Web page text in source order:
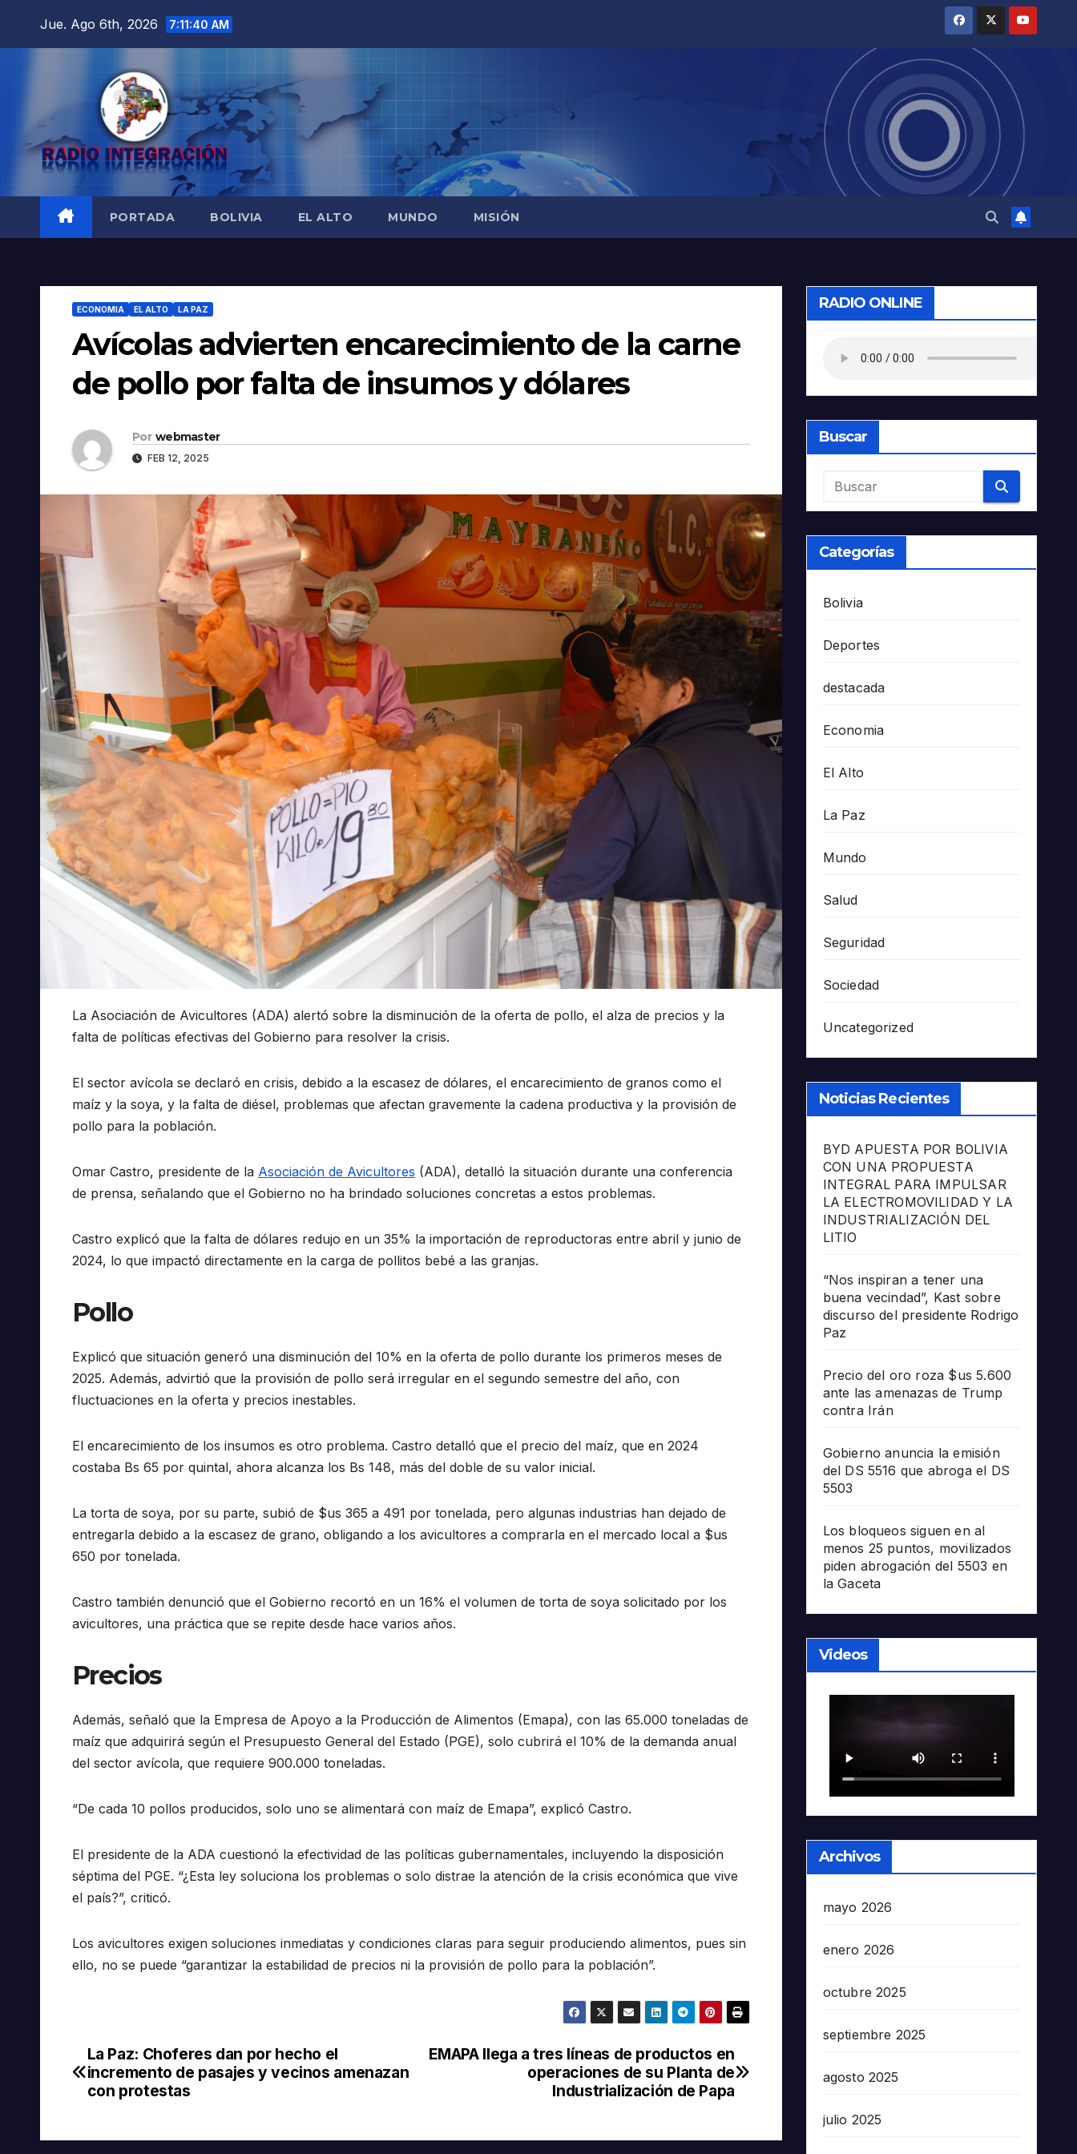
Jue. Ago 6th, 2026 7:11:41 AM
PORTADA BOLIVIA EL ALTO MUNDO MISIÓN
ECONOMIA EL ALTO LA PAZ
Avícolas advierten encarecimiento de la carne
de pollo por falta de insumos y dólares
Por webmaster
FEB 12, 2025
La Asociación de Avicultores (ADA) alertó sobre la disminución de la oferta de pollo, el alza de precios y la
falta de políticas efectivas del Gobierno para resolver la crisis.
El sector avícola se declaró en crisis, debido a la escasez de dólares, el encarecimiento de granos como el
maíz y la soya, y la falta de diésel, problemas que afectan gravemente la cadena productiva y la provisión de
pollo para la población.
Omar Castro, presidente de la Asociación de Avicultores (ADA), detalló la situación durante una conferencia
de prensa, señalando que el Gobierno no ha brindado soluciones concretas a estos problemas.
Castro explicó que la falta de dólares redujo en un 35% la importación de reproductoras entre abril y junio de
2024, lo que impactó directamente en la carga de pollitos bebé a las granjas.
Pollo
Explicó que situación generó una disminución del 10% en la oferta de pollo durante los primeros meses de
2025. Además, advirtió que la provisión de pollo será irregular en el segundo semestre del año, con
fluctuaciones en la oferta y precios inestables.
El encarecimiento de los insumos es otro problema. Castro detalló que el precio del maíz, que en 2024
costaba Bs 65 por quintal, ahora alcanza los Bs 148, más del doble de su valor inicial.
La torta de soya, por su parte, subió de $us 365 a 491 por tonelada, pero algunas industrias han dejado de
entregarla debido a la escasez de grano, obligando a los avicultores a comprarla en el mercado local a $us
650 por tonelada.
Castro también denunció que el Gobierno recortó en un 16% el volumen de torta de soya solicitado por los
avicultores, una práctica que se repite desde hace varios años.
Precios
Además, señaló que la Empresa de Apoyo a la Producción de Alimentos (Emapa), con las 65.000 toneladas de
maíz que adquirirá según el Presupuesto General del Estado (PGE), solo cubrirá el 10% de la demanda anual
del sector avícola, que requiere 900.000 toneladas.
“De cada 10 pollos producidos, solo uno se alimentará con maíz de Emapa”, explicó Castro.
El presidente de la ADA cuestionó la efectividad de las políticas gubernamentales, incluyendo la disposición
séptima del PGE. “¿Esta ley soluciona los problemas o solo distrae la atención de la crisis económica que vive
el país?”, criticó.
Los avicultores exigen soluciones inmediatas y condiciones claras para seguir produciendo alimentos, pues sin
ello, no se puede “garantizar la estabilidad de precios ni la provisión de pollo para la población”.
Navegación
de
EMAPA llega a tres líneas de productos en
operaciones de su Planta de
Industrialización de Papa
La Paz: Choferes dan por hecho el
incremento de pasajes y vecinos amenazan
con protestas
RADIO ONLINE
Buscar
Categorías
Bolivia
Deportes
destacada
Economia
El Alto
La Paz
Mundo
Salud
Seguridad
Sociedad
Uncategorized
Noticias Recientes
BYD APUESTA POR BOLIVIA
CON UNA PROPUESTA
INTEGRAL PARA IMPULSAR
LA ELECTROMOVILIDAD Y LA
INDUSTRIALIZACIÓN DEL
LITIO
“Nos inspiran a tener una
buena vecindad”, Kast sobre
discurso del presidente Rodrigo
Paz
Precio del oro roza $us 5.600
ante las amenazas de Trump
contra Irán
Gobierno anuncia la emisión
del DS 5516 que abroga el DS
5503
Los bloqueos siguen en al
menos 25 puntos, movilizados
piden abrogación del 5503 en
la Gaceta
Videos
Archivos
mayo 2026
enero 2026
octubre 2025
septiembre 2025
agosto 2025
julio 2025